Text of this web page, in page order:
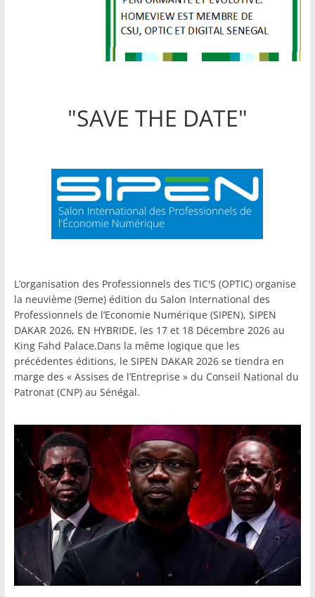
"SAVE THE DATE"
L’organisation des Professionnels des TIC'S (OPTIC) organise
la neuvième (9eme) édition du Salon International des
Professionnels de l’Economie Numérique (SIPEN), SIPEN
DAKAR 2026, EN HYBRIDE, les 17 et 18 Décembre 2026 au
King Fahd Palace.Dans la même logique que les
précédentes éditions, le SIPEN DAKAR 2026 se tiendra en
marge des « Assises de l’Entreprise » du Conseil National du
Patronat (CNP) au Sénégal.